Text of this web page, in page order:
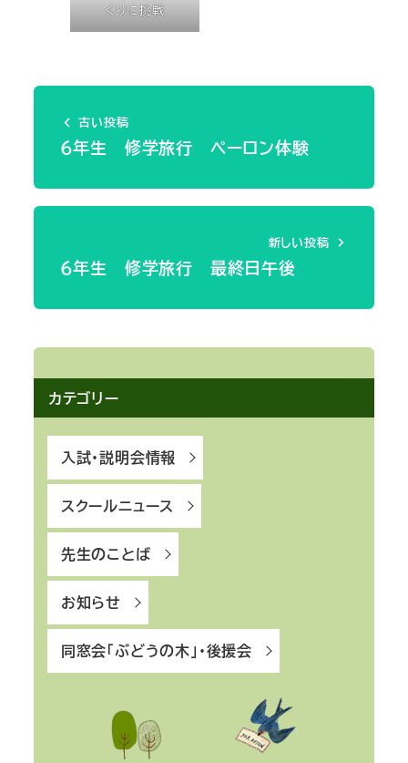
くりに挑戦
古い投稿
６年生 修学旅行 ペーロン体験
新しい投稿
６年生 修学旅行 最終日午後
カテゴリー
入試・説明会情報
スクールニュース
先生のことば
お知らせ
同窓会「ぶどうの木」・後援会